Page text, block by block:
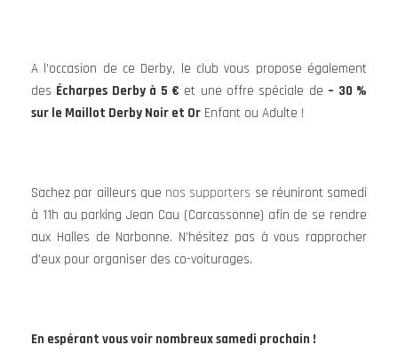
A l’occasion de ce Derby, le club vous propose également
des Écharpes Derby à 5 € et une offre spéciale de – 30 %
sur le Maillot Derby Noir et Or Enfant ou Adulte !
Sachez par ailleurs que nos supporters se réuniront samedi
à 11h au parking Jean Cau (Carcassonne) afin de se rendre
aux Halles de Narbonne. N’hésitez pas à vous rapprocher
d’eux pour organiser des co-voiturages.
En espérant vous voir nombreux samedi prochain !